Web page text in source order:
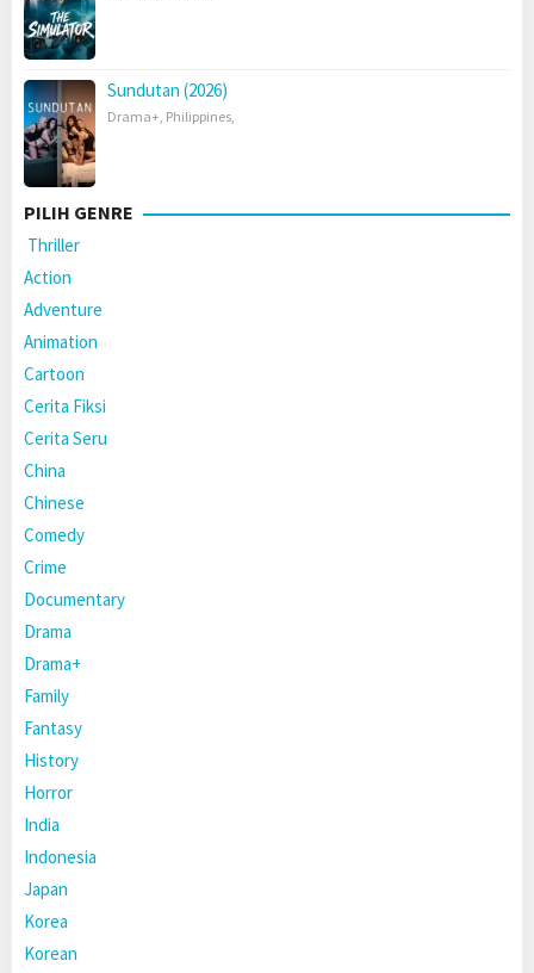
Sundutan (2026)
Drama+, Philippines,
PILIH GENRE
Thriller
Action
Adventure
Animation
Cartoon
Cerita Fiksi
Cerita Seru
China
Chinese
Comedy
Crime
Documentary
Drama
Drama+
Family
Fantasy
History
Horror
India
Indonesia
Japan
Korea
Korean